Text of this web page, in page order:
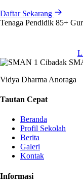
Daftar Sekarang
Tenaga Pendidik 85+
Vidya Dharma Anoraga
Tautan Cepat
Beranda
Profil Sekolah
Berita
Galeri
Kontak
Informasi